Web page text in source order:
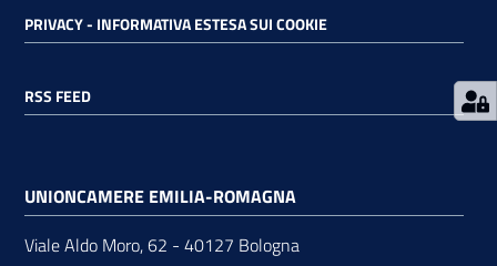
PRIVACY - INFORMATIVA ESTESA SUI COOKIE
RSS FEED
UNIONCAMERE EMILIA-ROMAGNA
Viale Aldo Moro, 62 - 40127 Bologna